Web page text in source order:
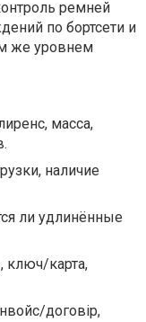
ремней
по бортсети и
же уровнем
масса,
наличие
ли удлинённые
ключ/карта,
договір,